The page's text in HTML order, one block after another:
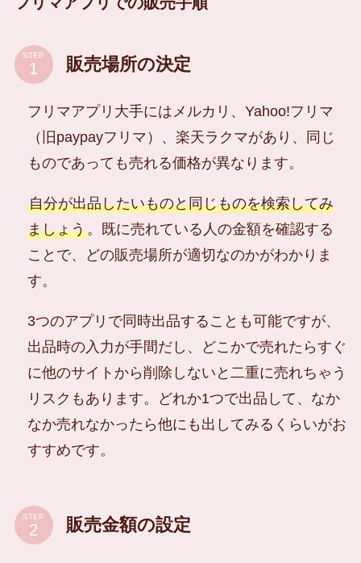
STEP 販売場所の決定
フリマアプリ大手にはメルカリ、Yahoo!フリマ
（旧paypayフリマ）、楽天ラクマがあり、同じ
ものであっても売れる価格が異なります。
自分が出品したいものと同じものを検索してみ
ましょう。既に売れている人の金額を確認する
ことで、どの販売場所が適切なのかがわかりま
す。
3つのアプリで同時出品することも可能ですが、
出品時の入力が手間だし、どこかで売れたらすぐ
に他のサイトから削除しないと二重に売れちゃう
リスクもあります。どれか1つで出品して、なか
なか売れなかったら他にも出してみるくらいがお
すすめです。
STEP 販売金額の設定